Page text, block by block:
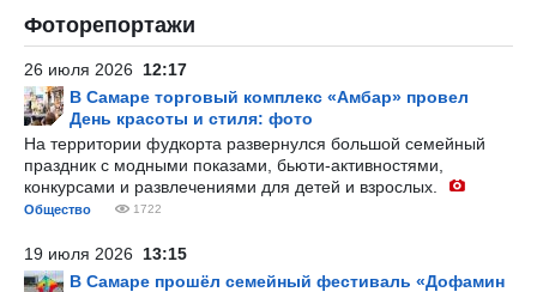
Фоторепортажи
26 июля 2026 12:17
В Самаре торговый комплекс «Амбар» провел
День красоты и стиля: фото
На территории фудкорта развернулся большой семейный
праздник с модными показами, бьюти-активностями,
конкурсами и развлечениями для детей и взрослых.
Общество 1722
19 июля 2026 13:15
В Самаре прошёл семейный фестиваль «Дофамин